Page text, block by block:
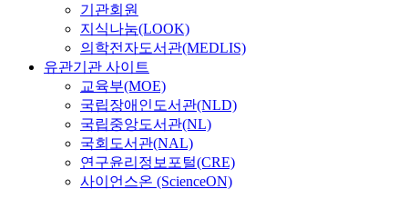
기관회원
지식나눔(LOOK)
의학전자도서관(MEDLIS)
유관기관 사이트
교육부(MOE)
국립장애인도서관(NLD)
국립중앙도서관(NL)
국회도서관(NAL)
연구윤리정보포털(CRE)
사이언스온 (ScienceON)